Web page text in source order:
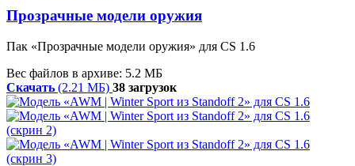
Прозрачные модели оружия
Пак «Прозрачные модели оружия» для CS 1.6
Вес файлов в архиве: 5.2 МБ
Скачать (2.21 МБ) 38 загрузок